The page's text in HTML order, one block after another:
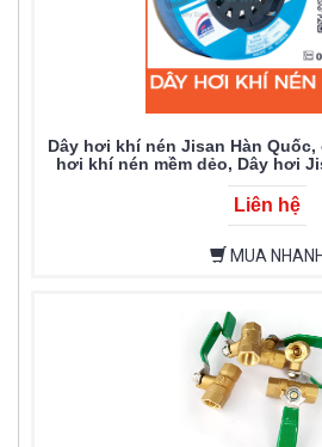
Dây hơi khí nén Jisan Hàn Quốc,
hơi khí nén mềm dẻo, Dây hơi
Liên hệ
MUA NHANH